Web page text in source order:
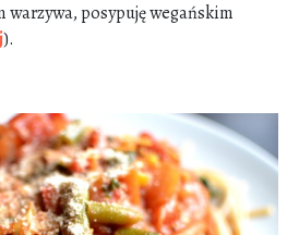
warzywa, posypuję wegańskim
).